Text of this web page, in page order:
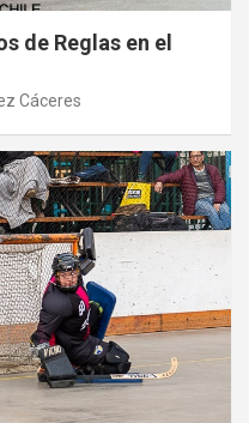
de Reglas en el
Cáceres